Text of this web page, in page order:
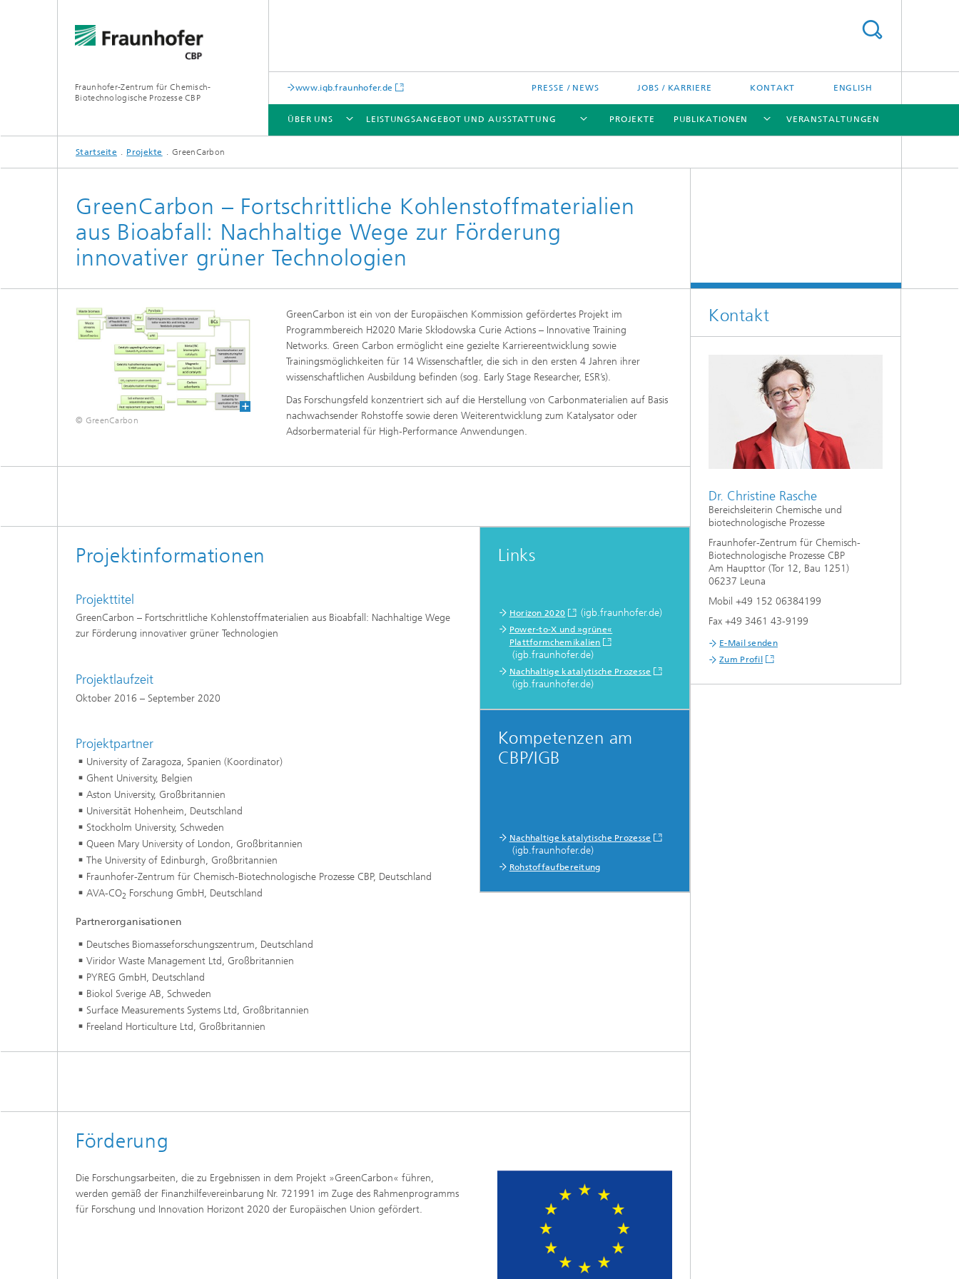
Fraunhofer-Zentrum für Chemisch-
Biotechnologische Prozesse CBP
www.igb.fraunhofer.de PRESSE / NEWS JOBS / KARRIERE KONTAKT ENGLISH
ÜBER UNS
ÜBER UNS
LEISTUNGSANGEBOT UND AUSSTATTUNG
LEISTUNGSANGEBOT UND AUSSTATTUNG
PROJEKTE PUBLIKATIONEN
PUBLIKATIONEN
VERANSTALTUNGEN
Startseite Projekte GreenCarbon
GreenCarbon – Fortschrittliche Kohlenstoffmaterialien
aus Bioabfall: Nachhaltige Wege zur Förderung
innovativer grüner Technologien
© GreenCarbon
GreenCarbon ist ein von der Europäischen Kommission gefördertes Projekt im
Programmbereich H2020 Marie Skłodowska Curie Actions – Innovative Training
Networks. Green Carbon ermöglicht eine gezielte Karriereentwicklung sowie
Trainingsmöglichkeiten für 14 Wissenschaftler, die sich in den ersten 4 Jahren ihrer
wissenschaftlichen Ausbildung befinden (sog. Early Stage Researcher, ESR’s).
Das Forschungsfeld konzentriert sich auf die Herstellung von Carbonmaterialien auf Basis
nachwachsender Rohstoffe sowie deren Weiterentwicklung zum Katalysator oder
Adsorbermaterial für High‑Performance Anwendungen.
Projektinformationen
Projekttitel
GreenCarbon – Fortschrittliche Kohlenstoffmaterialien aus Bioabfall: Nachhaltige Wege
zur Förderung innovativer grüner Technologien
Projektlaufzeit
Oktober 2016 – September 2020
Projektpartner
University of Zaragoza, Spanien (Koordinator)
Ghent University, Belgien
Aston University, Großbritannien
Universität Hohenheim, Deutschland
Stockholm University, Schweden
Queen Mary University of London, Großbritannien
The University of Edinburgh, Großbritannien
Fraunhofer-Zentrum für Chemisch-Biotechnologische Prozesse CBP, Deutschland
AVA-CO2 Forschung GmbH, Deutschland
Partnerorganisationen
Deutsches Biomasseforschungszentrum, Deutschland
Viridor Waste Management Ltd, Großbritannien
PYREG GmbH, Deutschland
Biokol Sverige AB, Schweden
Surface Measurements Systems Ltd, Großbritannien
Freeland Horticulture Ltd, Großbritannien
Links
Horizon 2020 (igb.fraunhofer.de)
Power-to-X und »grüne«
Plattformchemikalien
(igb.fraunhofer.de)
Nachhaltige katalytische Prozesse
(igb.fraunhofer.de)
Kompetenzen am
CBP/IGB
Nachhaltige katalytische Prozesse
(igb.fraunhofer.de)
Rohstoffaufbereitung
Förderung
Die Forschungsarbeiten, die zu Ergebnissen in dem Projekt »GreenCarbon« führen,
werden gemäß der Finanzhilfevereinbarung Nr. 721991 im Zuge des Rahmenprogramms
für Forschung und Innovation Horizont 2020 der Europäischen Union gefördert.
Kontakt
Dr. Christine Rasche
Bereichsleiterin Chemische und
biotechnologische Prozesse
Fraunhofer-Zentrum für Chemisch-
Biotechnologische Prozesse CBP
Am Haupttor (Tor 12, Bau 1251)
06237 Leuna
Mobil +49 152 06384199
Fax +49 3461 43-9199
E-Mail senden
Zum Profil